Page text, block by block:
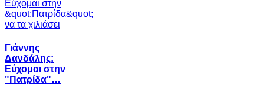
Γιάννης
Δανδάλης:
Εύχομαι στην
"Πατρίδα"…